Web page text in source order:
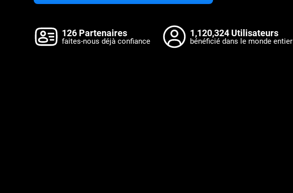
126 Partenaires
faites-nous déjà confiance
1,120,324 Utilisateurs
bénéficié dans le monde entier